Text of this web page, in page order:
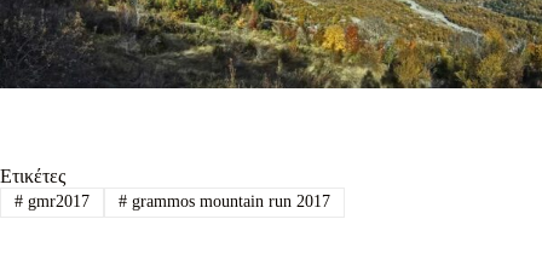
Ετικέτες
#gmr2017 #grammos mountain run 2017